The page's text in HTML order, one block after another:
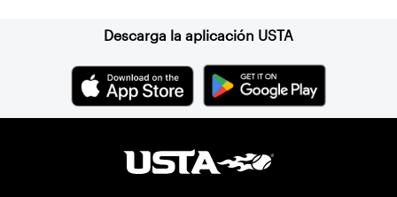
Descarga la aplicación USTA